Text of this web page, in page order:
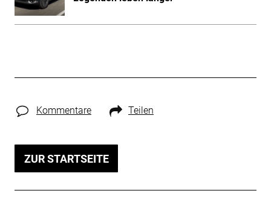
Kommentare Teilen
ZUR STARTSEITE